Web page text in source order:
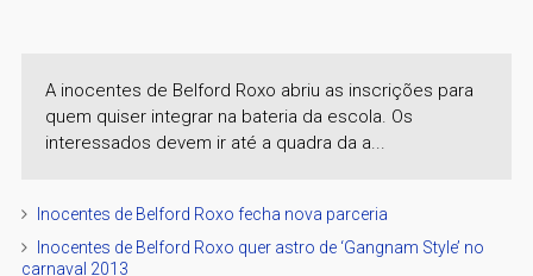
A inocentes de Belford Roxo abriu as inscrições para
quem quiser integrar na bateria da escola. Os
interessados devem ir até a quadra da a...
Inocentes de Belford Roxo fecha nova parceria
Inocentes de Belford Roxo quer astro de ‘Gangnam Style’ no
carnaval 2013